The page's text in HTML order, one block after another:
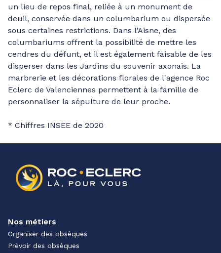
un lieu de repos final, reliée à un monument de
deuil, conservée dans un columbarium ou dispersée
sous certaines restrictions. Dans l'Aisne, des
columbariums offrent la possibilité de mettre les
cendres du défunt, et il est également faisable de les
disperser dans les Jardins du souvenir axonais. La
marbrerie et les décorations florales de l'agence Roc
Eclerc de Valenciennes permettent à la famille de
personnaliser la sépulture de leur proche.
* Chiffres INSEE de 2020
Nos métiers
Organiser des obsèques
Prévoir des obsèques